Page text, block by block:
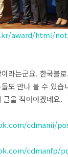
award/html/
라는군요. 한국블
도 만나 볼 수 있습
글을 적어야겠네요.
cdmanii/
cdmanfp/